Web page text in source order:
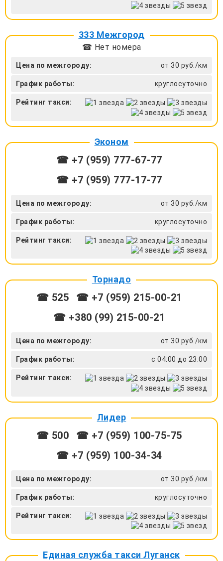
333 Межгород
☎ Нет номера
Цена по межгороду: от 30 руб./км
График работы: круглосуточно
Рейтинг такси:
Эконом
☎ +7 (959) 777-67-77
☎ +7 (959) 777-17-77
Цена по межгороду: от 30 руб./км
График работы: круглосуточно
Рейтинг такси:
Торнадо
☎ 525
☎ +7 (959) 215-00-21
☎ +380 (99) 215-00-21
Цена по межгороду: от 30 руб./км
График работы: с 04:00 до 23:00
Рейтинг такси:
Лидер
☎ 500
☎ +7 (959) 100-75-75
☎ +7 (959) 100-34-34
Цена по межгороду: от 30 руб./км
График работы: круглосуточно
Рейтинг такси:
Единая служба такси Луганск